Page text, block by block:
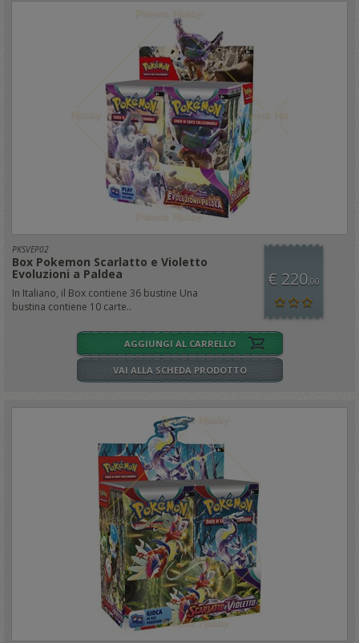
PKSVEP02
Box Pokemon Scarlatto e Violetto
Evoluzioni a Paldea
In Italiano, il Box contiene 36 bustine Una
bustina contiene 10 carte..
€ 220,00
AGGIUNGI AL CARRELLO
VAI ALLA SCHEDA PRODOTTO